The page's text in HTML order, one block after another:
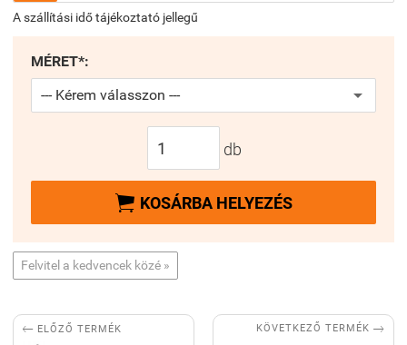
A szállítási idő tájékoztató jellegű
MÉRET*:
db
 KOSÁRBA HELYEZÉS
Felvitel a kedvencek közé »
 ELŐZŐ TERMÉK KÖVETKEZŐ TERMÉK 